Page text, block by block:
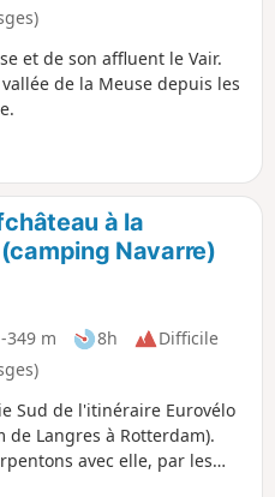
et de son affluent le Vair.
de la Meuse depuis les
à la
Navarre)
-349 m 8h
Difficile
Sud de l'itinéraire Eurovélo
de Langres à Rotterdam).
avec elle, par les